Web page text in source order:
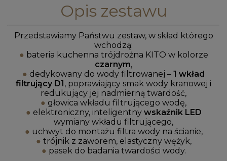
Opis zestawu
Przedstawiamy Państwu zestaw, w skład którego
wchodzą:
● bateria kuchenna trójdrożna KITO w kolorze
czarnym,
● dedykowany do wody filtrowanej – 1 wkład
filtrujący D1, poprawiający smak wody kranowej i
redukujący jej nadmierną twardość,
● głowica wkładu filtrującego wodę,
● elektroniczny, inteligentny wskaźnik LED
wymiany wkładu filtrującego,
● uchwyt do montażu filtra wody na ścianie,
● trójnik z zaworem, elastyczny wężyk,
● pasek do badania twardości wody.